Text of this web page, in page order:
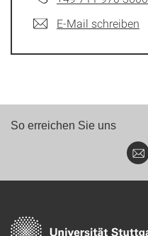
E-Mail schreiben
So erreichen Sie uns